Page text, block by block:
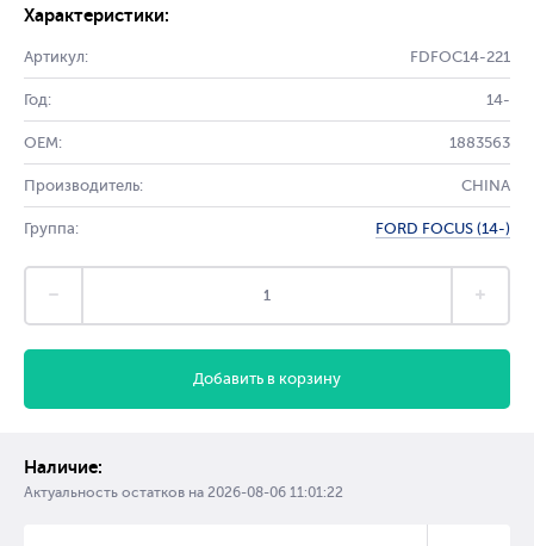
Характеристики:
Артикул: FDFOC14-221
Год: 14-
OEM: 1883563
Производитель: CHINA
Группа: FORD FOCUS (14-)
Добавить в корзину
Наличие:
Актуальность остатков на 2026-08-06 11:01:22